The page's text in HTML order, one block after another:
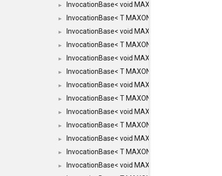
► InvocationBase< void
► InvocationBase< T
► InvocationBase< void
► InvocationBase< T
► InvocationBase< void
► InvocationBase< T
► InvocationBase< void
► InvocationBase< T
► InvocationBase< void
► InvocationBase< T
► InvocationBase< void
► InvocationBase< T
►
InvocationBase< void